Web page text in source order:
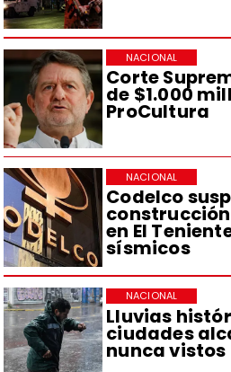
Corte
de $1.000
ProCultura
NACIONAL
Codelco
en El
sísmicos
NACIONAL
Lluvias
ciudades
nunca vistos
NACIONAL